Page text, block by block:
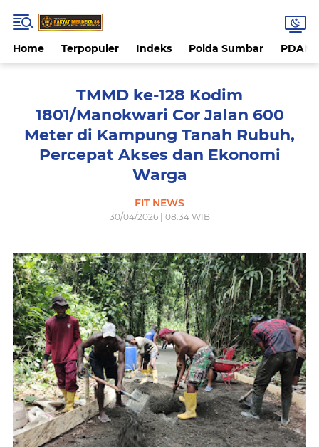
Home Terpopuler Indeks Polda Sumbar PDAM
TMMD ke-128 Kodim
1801/Manokwari Cor Jalan 600
Meter di Kampung Tanah Rubuh,
Percepat Akses dan Ekonomi
Warga
FIT NEWS
30/04/2026 | 08:34 WIB